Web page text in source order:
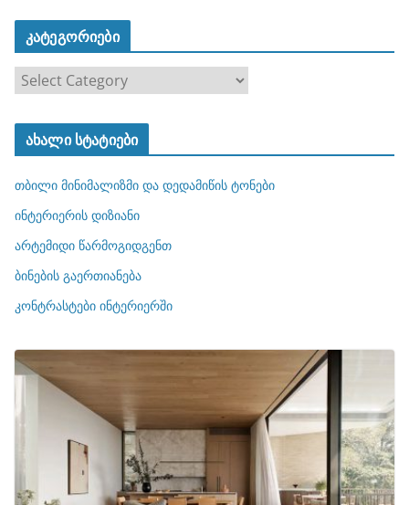
კატეგორიები
ტ
ო
რ
ბ
ი
ახალი სტატიები
თბილი მინიმალიზმი და დედამიწის ტონები
ინტერიერის დიზიანი
არტემიდი წარმოგიდგენთ
ბინების გაერთიანება
კონტრასტები ინტერიერში